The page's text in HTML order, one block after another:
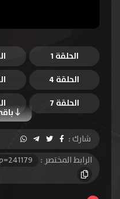
الحلقة 1
الحلقة 4
الحلقة 7
الحلقة 10
الحلقة 13
شارك :
الرابط المختصر :